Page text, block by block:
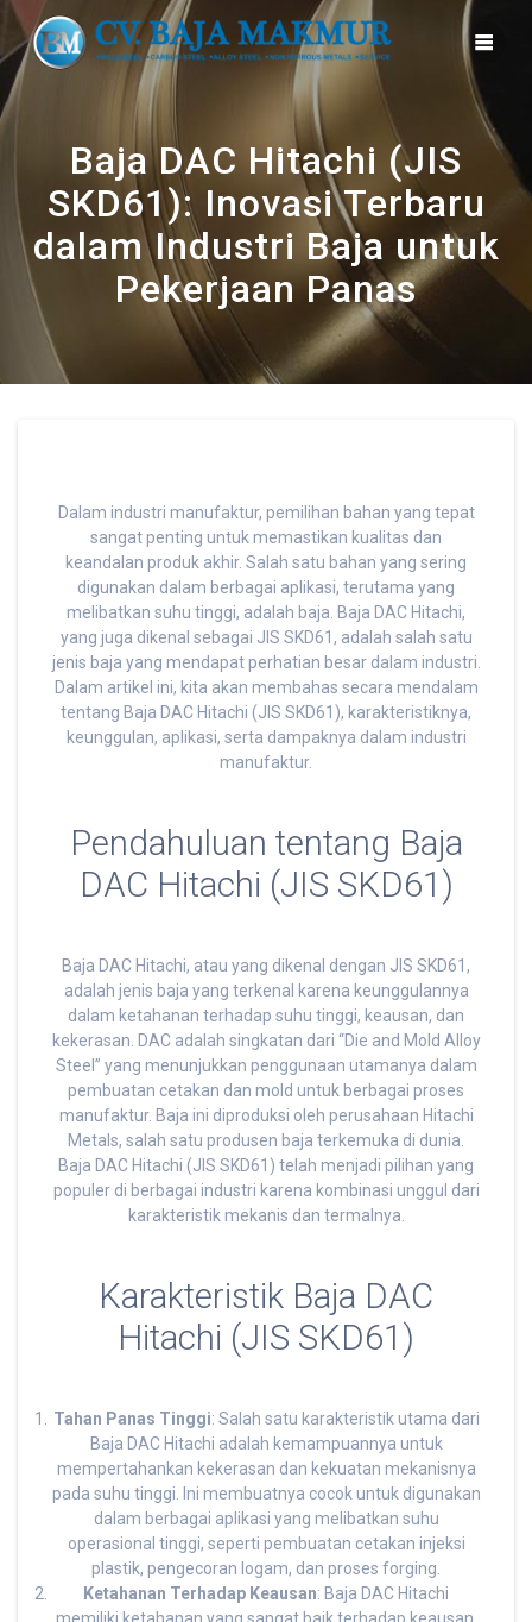
to
content
Baja DAC Hitachi (JIS
SKD61): Inovasi Terbaru
dalam Industri Baja untuk
Pekerjaan Panas
Dalam industri manufaktur, pemilihan bahan yang tepat
sangat penting untuk memastikan kualitas dan
keandalan produk akhir. Salah satu bahan yang sering
digunakan dalam berbagai aplikasi, terutama yang
melibatkan suhu tinggi, adalah baja. Baja DAC Hitachi,
yang juga dikenal sebagai JIS SKD61, adalah salah satu
jenis baja yang mendapat perhatian besar dalam industri.
Dalam artikel ini, kita akan membahas secara mendalam
tentang Baja DAC Hitachi (JIS SKD61), karakteristiknya,
keunggulan, aplikasi, serta dampaknya dalam industri
manufaktur.
Pendahuluan tentang Baja
DAC Hitachi (JIS SKD61)
Baja DAC Hitachi, atau yang dikenal dengan JIS SKD61,
adalah jenis baja yang terkenal karena keunggulannya
dalam ketahanan terhadap suhu tinggi, keausan, dan
kekerasan. DAC adalah singkatan dari “Die and Mold Alloy
Steel” yang menunjukkan penggunaan utamanya dalam
pembuatan cetakan dan mold untuk berbagai proses
manufaktur. Baja ini diproduksi oleh perusahaan Hitachi
Metals, salah satu produsen baja terkemuka di dunia.
Baja DAC Hitachi (JIS SKD61) telah menjadi pilihan yang
populer di berbagai industri karena kombinasi unggul dari
karakteristik mekanis dan termalnya.
Karakteristik Baja DAC
Hitachi (JIS SKD61)
Tahan Panas Tinggi: Salah satu karakteristik utama dari
Baja DAC Hitachi adalah kemampuannya untuk
mempertahankan kekerasan dan kekuatan mekanisnya
pada suhu tinggi. Ini membuatnya cocok untuk digunakan
dalam berbagai aplikasi yang melibatkan suhu
operasional tinggi, seperti pembuatan cetakan injeksi
plastik, pengecoran logam, dan proses forging.
Ketahanan Terhadap Keausan: Baja DAC Hitachi